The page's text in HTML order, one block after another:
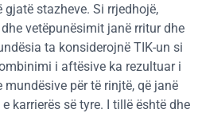
gjatë stazheve. Si rrjedhojë,
vetëpunësimit janë rritur dhe
ta konsiderojnë TIK-un si
i aftësive ka rezultuar i
për të rinjtë, që janë
karrierës së tyre. I tillë është dhe